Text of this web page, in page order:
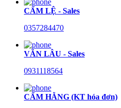
CẨM LỆ - Sales
0357284470
VĂN LÂU - Sales
0931118564
CẨM HẰNG (KT hóa đơn)